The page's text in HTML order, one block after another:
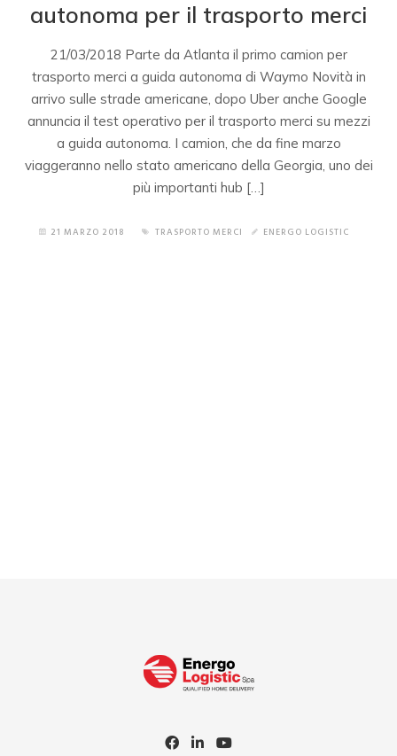
autonoma per il trasporto merci
21/03/2018 Parte da Atlanta il primo camion per
trasporto merci a guida autonoma di Waymo Novità in
arrivo sulle strade americane, dopo Uber anche Google
annuncia il test operativo per il trasporto merci su mezzi
a guida autonoma. I camion, che da fine marzo
viaggeranno nello stato americano della Georgia, uno dei
più importanti hub […]
21 MARZO 2018 TRASPORTO MERCI ENERGO LOGISTIC